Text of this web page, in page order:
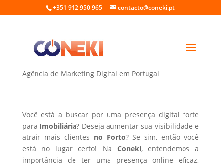
+351 912 950 965 contacto@coneki.pt
Fazer site para Imobiliária no Porto
Agência de Marketing Digital em Portugal
Você está a buscar por uma presença digital forte
para Imobiliária? Deseja aumentar sua visibilidade e
atrair mais clientes no Porto? Se sim, então você
está no lugar certo! Na Coneki, entendemos a
importância de ter uma presença online eficaz,